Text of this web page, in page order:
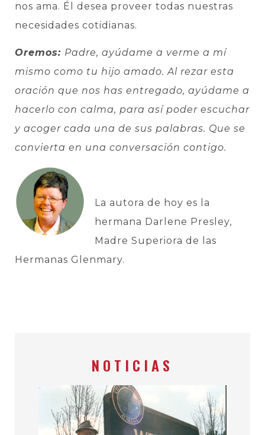
nos ama. Él desea proveer todas nuestras
necesidades cotidianas.
Oremos: Padre, ayúdame a verme a mí
mismo como tu hijo amado. Al rezar esta
oración que nos has entregado, ayúdame a
hacerlo con calma, para así poder escuchar
y acoger cada una de sus palabras. Que se
convierta en una conversación contigo.
La autora de hoy es la
hermana Darlene Presley,
Madre Superiora de las
Hermanas Glenmary.
NOTICIAS